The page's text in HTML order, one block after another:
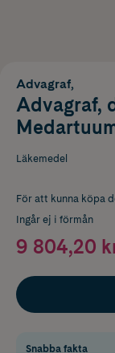
Advagraf,
Advagraf,
Läkemedel
För att kunna köpa
Ingår ej i förmån
9 804,20
Snabba fakta